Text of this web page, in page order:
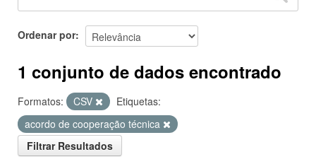
Ordenar por
1 conjunto de dados encontrado
Formatos: CSV
Etiquetas:
acordo de cooperação técnica
Filtrar Resultados